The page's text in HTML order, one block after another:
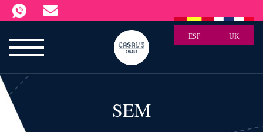
ESP UK
SEM